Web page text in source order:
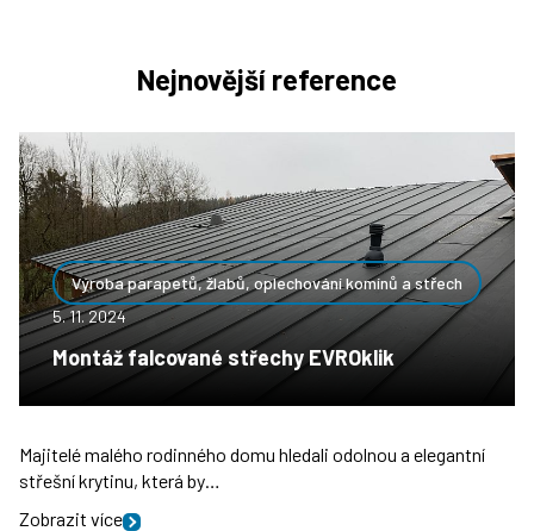
Nejnovější reference
Výroba parapetů, žlabů, oplechování komínů a střech
5. 11. 2024
Montáž falcované střechy EVROklik
Majitelé malého rodinného domu hledali odolnou a elegantní
střešní krytinu, která by…
Zobrazit více